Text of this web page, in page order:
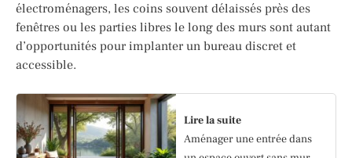
électroménagers, les coins souvent délaissés près des
fenêtres ou les parties libres le long des murs sont autant
d’opportunités pour implanter un bureau discret et
accessible.
Lire la suite
Aménager une entrée dans